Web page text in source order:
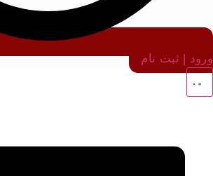
ورود | ثبت نام